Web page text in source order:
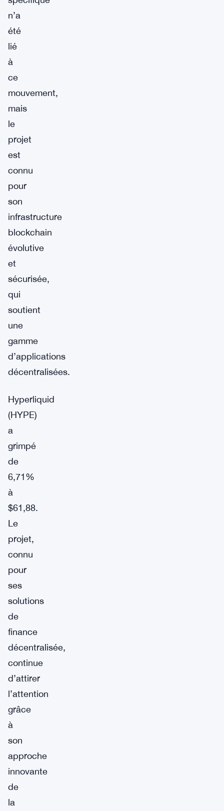
n’a
été
lié
à
ce
mouvement,
mais
le
projet
est
connu
pour
son
infrastructure
blockchain
évolutive
et
sécurisée,
qui
soutient
une
gamme
d’applications
décentralisées.
Hyperliquid
(HYPE)
a
grimpé
de
6,71%
à
$61,88.
Le
projet,
connu
pour
ses
solutions
de
finance
décentralisée,
continue
d’attirer
l’attention
grâce
à
son
approche
innovante
de
la